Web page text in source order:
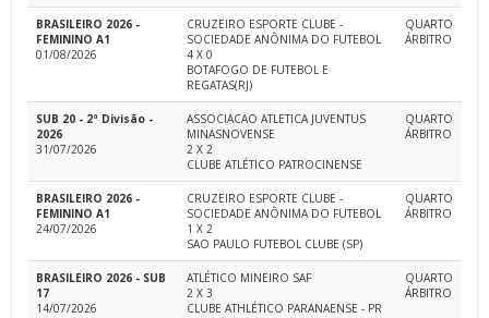
BRASILEIRO 2026 -
FEMININO A1
01/08/2026
CRUZEIRO ESPORTE CLUBE -
SOCIEDADE ANÔNIMA DO FUTEBOL
4 X 0
BOTAFOGO DE FUTEBOL E
REGATAS(RJ)
QUARTO
ÁRBITRO
SUB 20 - 2ª Divisão -
2026
31/07/2026
ASSOCIACAO ATLETICA JUVENTUS
MINASNOVENSE
2 X 2
CLUBE ATLÉTICO PATROCINENSE
QUARTO
ÁRBITRO
BRASILEIRO 2026 -
FEMININO A1
24/07/2026
CRUZEIRO ESPORTE CLUBE -
SOCIEDADE ANÔNIMA DO FUTEBOL
1 X 2
SAO PAULO FUTEBOL CLUBE (SP)
QUARTO
ÁRBITRO
BRASILEIRO 2026 - SUB
17
14/07/2026
ATLÉTICO MINEIRO SAF
2 X 3
CLUBE ATHLÉTICO PARANAENSE - PR
QUARTO
ÁRBITRO